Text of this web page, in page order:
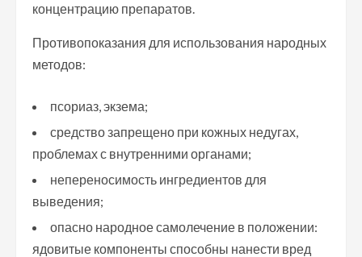
концентрацию препаратов.
Противопоказания для использования народных
методов:
псориаз, экзема;
средство запрещено при кожных недугах,
проблемах с внутренними органами;
непереносимость ингредиентов для
выведения;
опасно народное самолечение в положении:
ядовитые компоненты способны нанести вред